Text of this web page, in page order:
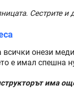
Сестрите и
всички онези
е имал спешна
има